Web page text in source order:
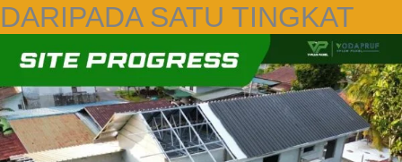
DARIPADA SATU TINGKAT